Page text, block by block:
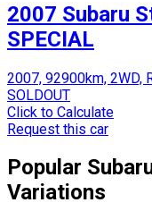
2007 Subaru
SPECIAL
2007, 92900km, 2WD,
SOLDOUT
Click to Calculate
Request this car
Popular
Variations